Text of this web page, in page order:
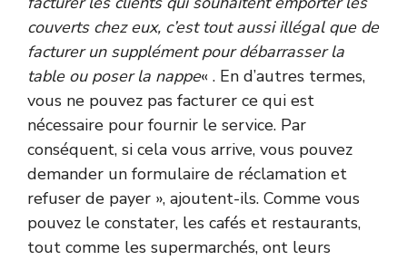
couverts chez eux, c’est tout aussi illégal que de
facturer un supplément pour débarrasser la
table ou poser la nappe« . En d’autres termes,
vous ne pouvez pas facturer ce qui est
nécessaire pour fournir le service. Par
conséquent, si cela vous arrive, vous pouvez
demander un formulaire de réclamation et
refuser de payer », ajoutent-ils. Comme vous
pouvez le constater, les cafés et restaurants,
tout comme les supermarchés, ont leurs